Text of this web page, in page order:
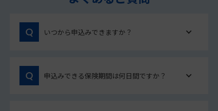
いつから申込みできますか？
申込みできる保険期間は何日間ですか？